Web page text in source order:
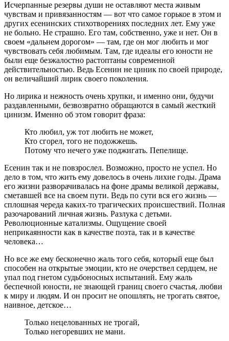
Исчерпанные резервы души не оставляют места живым
чувствам и привязанностям — вот что самое горькое в этом и
других есенинских стихотворениях последних лет. Ему уже
не больно. Не страшно. Его там, собственно, уже и нет. Он в
своем «дальнем дорогом» — там, где он мог любить и мог
чувствовать себя любимым. Там, где идеалы его юности не
были еще безжалостно растоптаны современной
действительностью. Ведь Есенин не циник по своей природе,
он величайший лирик своего поколения.
Но лирика и нежность очень хрупки, и именно они, будучи
раздавленными, безвозвратно обращаются в самый жесткий
цинизм. Именно об этом говорит фраза:
Кто любил, уж тот любить не может,
Кто сгорел, того не подожжешь.
Потому что нечего уже поджигать. Пепелище.
Есенин так и не повзрослел. Возможно, просто не успел. Но
дело в том, что жить ему довелось в очень лихие годы. Драма
его жизни разворачивалась на фоне драмы великой державы,
сметавшей все на своем пути. Ведь по сути вся его жизнь —
сплошная череда каких-то трагических происшествий. Полная
разочарований личная жизнь. Разлука с детьми.
Революционные катализмы. Ощущение своей
неприкаянности как в качестве поэта, так и в качестве
человека…
Но все же ему бесконечно жаль того себя, который еще был
способен на открытые эмоции, кто не очерствел сердцем, не
упал под гнетом судьбоносных испытаний. Ему жаль
беспечной юности, не знающей границ своего счастья, любви
к миру и людям. И он просит не опошлять, не трогать святое,
наивное, детское…
Только нецелованных не трогай,
Только негоревших не мани.